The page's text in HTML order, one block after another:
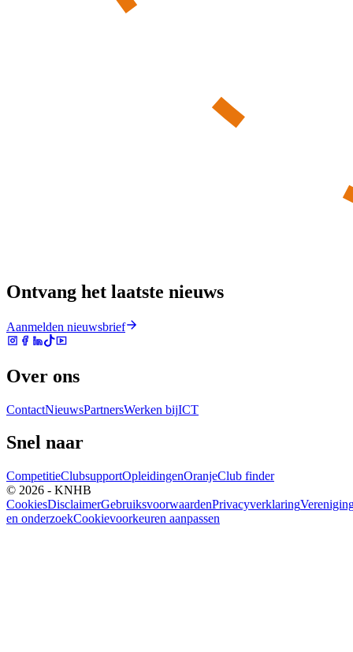
Ontvang het laatste nieuws
Aanmelden nieuwsbrief
Over ons
ContactNieuwsPartnersWerken bijICT
Snel naar
CompetitieClubsupportOpleidingenOranjeClub finder
© 2026 - KNHB
CookiesDisclaimerGebruiksvoorwaardenPrivacyverklaring
en onderzoekCookievoorkeuren aanpassen